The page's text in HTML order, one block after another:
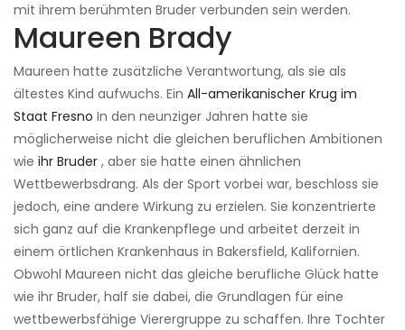
mit ihrem berühmten Bruder verbunden sein werden.
Maureen Brady
Maureen hatte zusätzliche Verantwortung, als sie als
ältestes Kind aufwuchs. Ein All-amerikanischer Krug im
Staat Fresno In den neunziger Jahren hatte sie
möglicherweise nicht die gleichen beruflichen Ambitionen
wie ihr Bruder , aber sie hatte einen ähnlichen
Wettbewerbsdrang. Als der Sport vorbei war, beschloss sie
jedoch, eine andere Wirkung zu erzielen. Sie konzentrierte
sich ganz auf die Krankenpflege und arbeitet derzeit in
einem örtlichen Krankenhaus in Bakersfield, Kalifornien.
Obwohl Maureen nicht das gleiche berufliche Glück hatte
wie ihr Bruder, half sie dabei, die Grundlagen für eine
wettbewerbsfähige Vierergruppe zu schaffen. Ihre Tochter